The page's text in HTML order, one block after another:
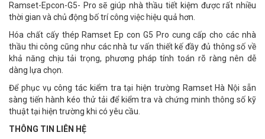
Ramset-Epcon-G5- Pro sẽ giúp nhà thầu tiết kiệm được rất nhiều
thời gian và chủ động bố trí công việc hiệu quả hơn.
Hóa chất cấy thép Ramset Ep con G5 Pro cung cấp cho các nhà
thầu thi công cũng như các nhà tư vấn thiết kế đầy đủ thông số về
khả năng chịu tải trọng, phương pháp tính toán rõ ràng nên dễ
dàng lựa chọn.
Để phục vụ công tác kiểm tra tại hiện trường Ramset Hà Nội sẵn
sàng tiến hành kéo thử tải để kiểm tra và chứng minh thông số kỹ
thuật tại hiện trường khi có yêu cầu.
THÔNG TIN LIÊN HỆ